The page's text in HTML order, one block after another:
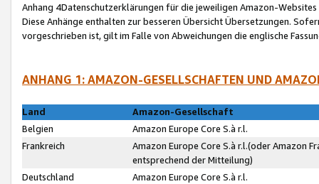
Anhang 4Datenschutzerklärungen für die jeweiligen Amazon-Websites
Diese Anhänge enthalten zur besseren Übersicht Übersetzungen.
vorgeschrieben ist, gilt im Falle von Abweichungen die englische
ANHANG 1: AMAZON-GESELLSCHAFTEN UND
Land
Amazon-Gesellschaft
Belgien
Amazon Europe Core S.à r.l.
Frankreich
Amazon Europe Core S.à r.l.(oder Amazon
entsprechend der Mitteilung)
Deutschland
Amazon Europe Core S.à r.l.